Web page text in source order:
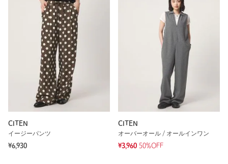
CITEN
イージーパンツ
¥6,930
CITEN
オーバーオール / オールインワン
¥3,960 50%OFF